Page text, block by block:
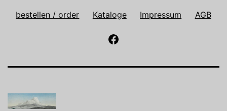
bestellen / order Kataloge Impressum AGB